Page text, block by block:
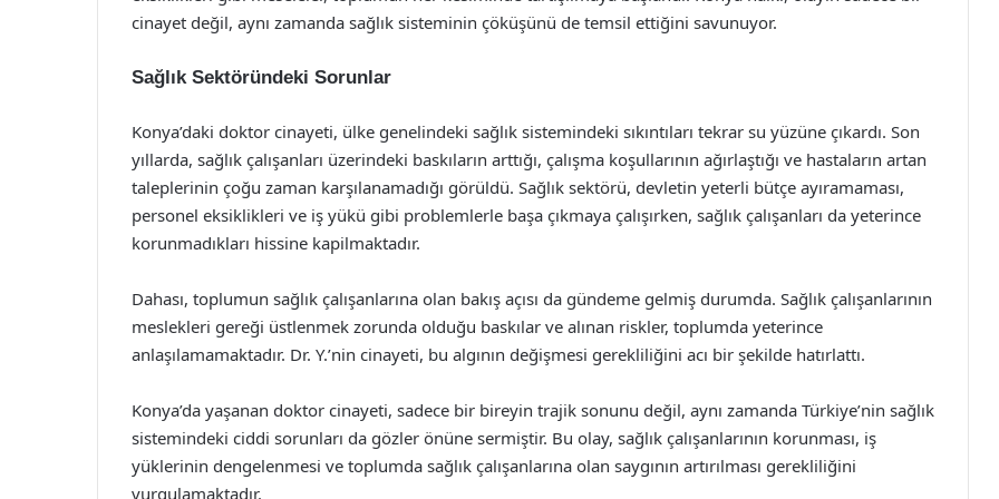
cinayet değil, aynı zamanda sağlık sisteminin çöküşünü de temsil ettiğini savunuyor.
Sağlık Sektöründeki Sorunlar
Konya’daki doktor cinayeti, ülke genelindeki sağlık sistemindeki sıkıntıları tekrar su yüzüne çıkardı. Son
yıllarda, sağlık çalışanları üzerindeki baskıların arttığı, çalışma koşullarının ağırlaştığı ve hastaların artan
taleplerinin çoğu zaman karşılanamadığı görüldü. Sağlık sektörü, devletin yeterli bütçe ayıramaması,
personel eksiklikleri ve iş yükü gibi problemlerle başa çıkmaya çalışırken, sağlık çalışanları da yeterince
korunmadıkları hissine kapilmaktadır.
Dahası, toplumun sağlık çalışanlarına olan bakış açısı da gündeme gelmiş durumda. Sağlık çalışanlarının
meslekleri gereği üstlenmek zorunda olduğu baskılar ve alınan riskler, toplumda yeterince
anlaşılamamaktadır. Dr. Y.’nin cinayeti, bu algının değişmesi gerekliliğini acı bir şekilde hatırlattı.
Konya’da yaşanan doktor cinayeti, sadece bir bireyin trajik sonunu değil, aynı zamanda Türkiye’nin sağlık
sistemindeki ciddi sorunları da gözler önüne sermiştir. Bu olay, sağlık çalışanlarının korunması, iş
yüklerinin dengelenmesi ve toplumda sağlık çalışanlarına olan saygının artırılması gerekliliğini
vurgulamaktadır.